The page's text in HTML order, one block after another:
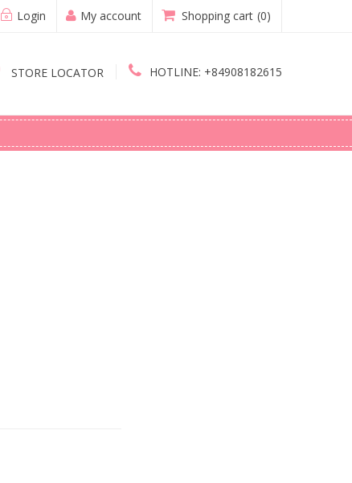
Login My account Shopping cart (0)
STORE LOCATOR HOTLINE: +84908182615